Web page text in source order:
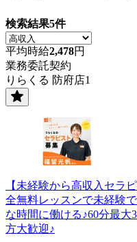
検索結果5件
平均時給2,478円
業務委託契約
りらくる 防府店1
【未経験から高収入セラ
全無料レッスンで未経験
な時間に働ける♪60分最
方大歓迎♪